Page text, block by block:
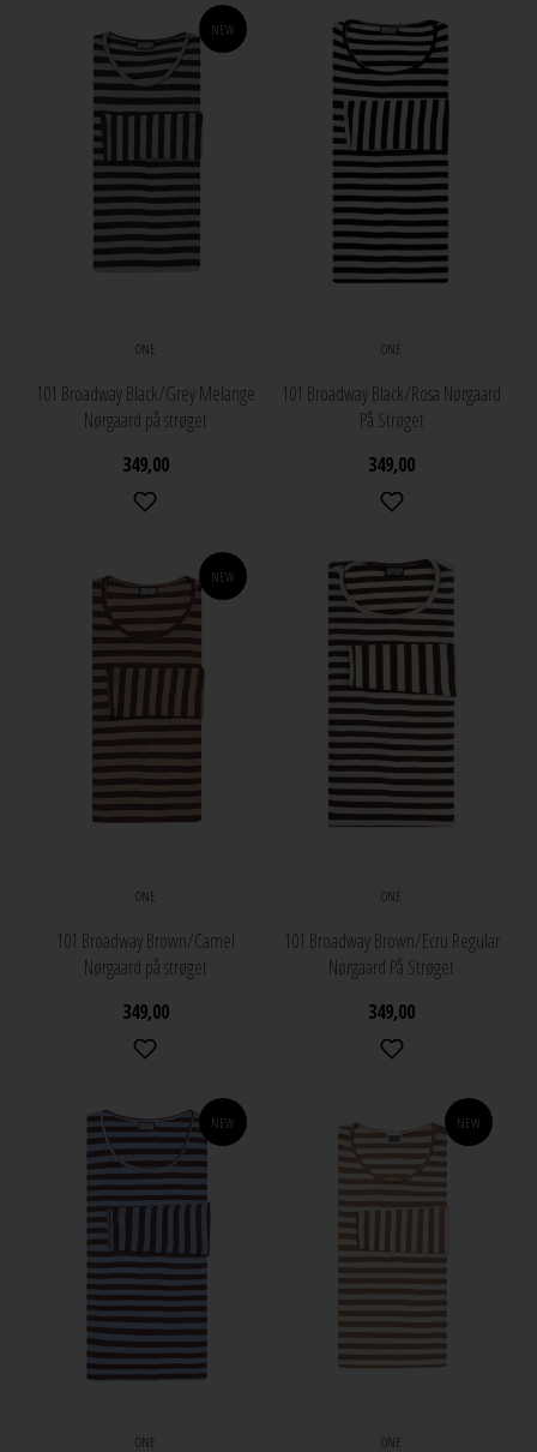
NEW
ONE
101 Broadway Black/Grey Melange
Nørgaard på strøget
349,00
ONE
101 Broadway Black/Rosa Nørgaard
På Strøget
349,00
NEW
ONE
101 Broadway Brown/Camel
Nørgaard på strøget
349,00
ONE
101 Broadway Brown/Ecru Regular
Nørgaard På Strøget
349,00
NEW
ONE
NEW
ONE